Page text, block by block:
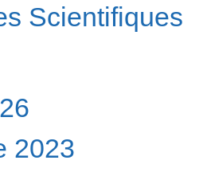
Scientifiques
2023